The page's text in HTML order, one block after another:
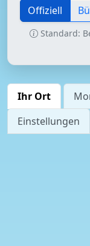
Offiziell
Standard:
Ihr Ort
Einstellungen